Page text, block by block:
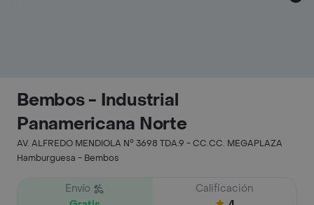
Bembos - Industrial
Panamericana Norte
AV. ALFREDO MENDIOLA N° 3698 TDA.9 - CC.CC. MEGAPLAZA
Hamburguesa - Bembos
Envío
Calificación